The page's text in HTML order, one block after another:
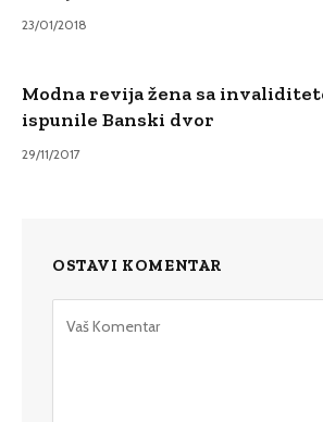
23/01/2018
Modna revija žena sa
ispunile Banski dvor
29/11/2017
OSTAVI KOMENTAR